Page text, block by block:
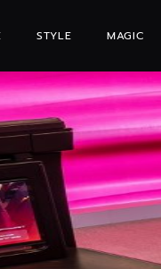
STYLE MAGIC